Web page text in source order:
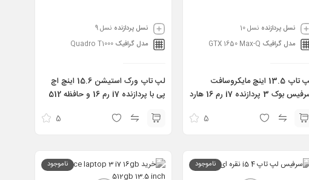
نسل پردازنده نسل 10
مدل گرافیک GTX 1650 Max-Q
لپ تاپ 13.5 اینچ مایکروسافت
سرفیس بوک 3 پردازنده i7 رم 16 هارد
16GB 256GB 4GB GTX 1650
5
نسل پردازنده نسل 9
مدل گرافیک Quadro T1000
لپ تاپ ورک استیشن 15.6 اینچ اچ
پی با پردازنده i7 رم 16 و حافظه 512
16GB 512GB 4GB T1000
5
ناموجود ناموجود